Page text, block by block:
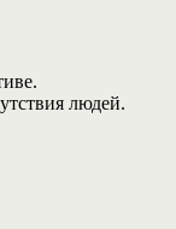
людей.